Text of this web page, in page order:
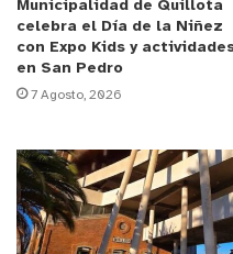
Municipalidad de Quillota
celebra el Día de la Niñez
con Expo Kids y
en San Pedro
7 Agosto, 2026